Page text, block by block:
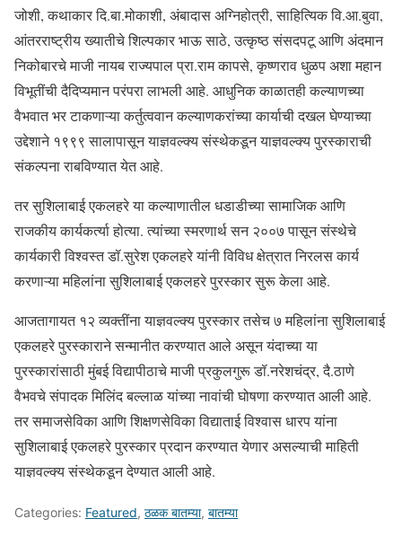
जोशी, कथाकार दि.बा.मोकाशी, अंबादास अग्निहोत्री, साहित्यिक वि.आ.बुवा,
आंतरराष्ट्रीय ख्यातीचे शिल्पकार भाऊ साठे, उत्कृष्ठ संसदपटू आणि अंदमान
निकोबारचे माजी नायब राज्यपाल प्रा.राम कापसे, कृष्णराव धुळप अशा महान
विभूतींची दैदिप्यमान परंपरा लाभली आहे. आधुनिक काळातही कल्याणच्या
वैभवात भर टाकणाऱ्या कर्तुत्ववान कल्याणकरांच्या कार्याची दखल घेण्याच्या
उद्देशाने १९९९ सालापासून याज्ञवल्क्य संस्थेकडून याज्ञवल्क्य पुरस्काराची
संकल्पना राबविण्यात येत आहे.
तर सुशिलाबाई एकलहरे या कल्याणातील धडाडीच्या सामाजिक आणि
राजकीय कार्यकर्त्या होत्या. त्यांच्या स्मरणार्थ सन २००७ पासून संस्थेचे
कार्यकारी विश्वस्त डॉ.सुरेश एकलहरे यांनी विविध क्षेत्रात निरलस कार्य
करणाऱ्या महिलांना सुशिलाबाई एकलहरे पुरस्कार सुरू केला आहे.
आजतागायत १२ व्यक्तींना याज्ञवल्क्य पुरस्कार तसेच ७ महिलांना सुशिलाबाई
एकलहरे पुरस्काराने सन्मानीत करण्यात आले असून यंदाच्या या
पुरस्कारांसाठी मुंबई विद्यापीठाचे माजी प्रकुलगुरू डॉ.नरेशचंद्र, दै.ठाणे
वैभवचे संपादक मिलिंद बल्लाळ यांच्या नावांची घोषणा करण्यात आली आहे.
तर समाजसेविका आणि शिक्षणसेविका विद्याताई विश्वास धारप यांना
सुशिलाबाई एकलहरे पुरस्कार प्रदान करण्यात येणार असल्याची माहिती
याज्ञवल्क्य संस्थेकडून देण्यात आली आहे.
Categories: Featured, ठळक बातम्या, बातम्या